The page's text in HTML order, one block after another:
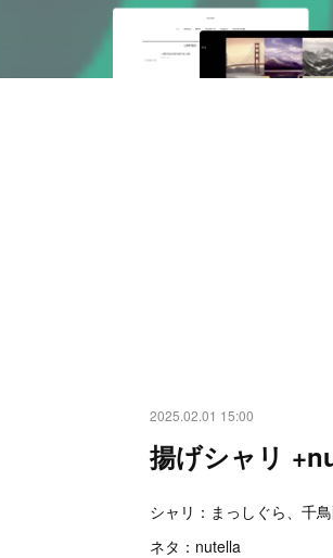
2025.02.01 15:00
揚げシャリ
シャリ：まっしぐら、千
ネタ：nutella